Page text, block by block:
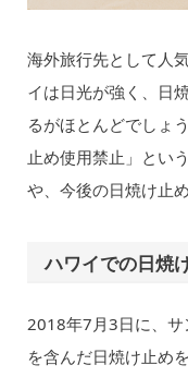
海外旅行先として人
イは日光が強く、日
るがほとんどでしょ
止め使用禁止」とい
や、今後の日焼け止
ハワイでの日焼
2018年7月3日に、サ
を含んだ日焼け止め